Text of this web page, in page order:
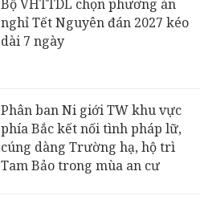
Bộ VHTTDL chọn phương án
nghỉ Tết Nguyên đán 2027 kéo
dài 7 ngày
Phân ban Ni giới TW khu vực
phía Bắc kết nối tình pháp lữ,
cúng dàng Trường hạ, hộ trì
Tam Bảo trong mùa an cư